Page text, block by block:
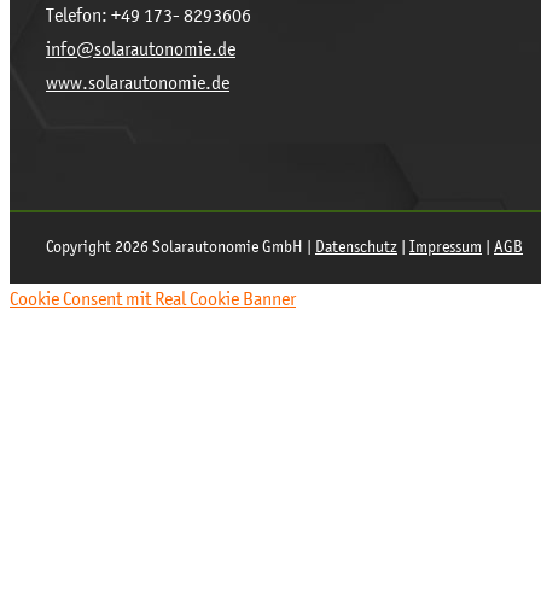
Telefon: +49 173- 8293606
info@solarautonomie.de
www.solarautonomie.de
Copyright 2026 Solarautonomie GmbH | Datenschutz Impressum AGB
Cookie Consent mit Real Cookie Banner